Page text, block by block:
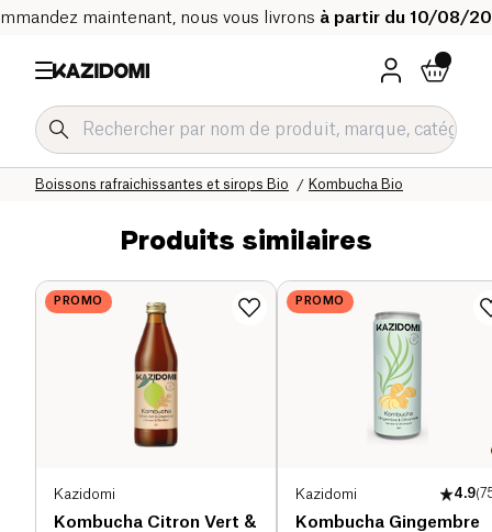
maintenant, nous vous livrons à partir du 10/08/
Kombucha Bio
Boissons rafraichissantes et sirops Bio
Boissons Bio
Notre catalogue bio
Accueil
Produits similaires
PROMO
Kazidomi
Kombucha Citron Vert &
PROMO
Kazidomi 4.9(
Kombucha Gingembre